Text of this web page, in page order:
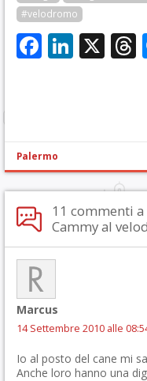
#velodromo
X
Palermo
11 commenti a
Cammy al
Marcus
14 Settembre 2010 alle
Io al posto del cane mi
Anche loro hanno una